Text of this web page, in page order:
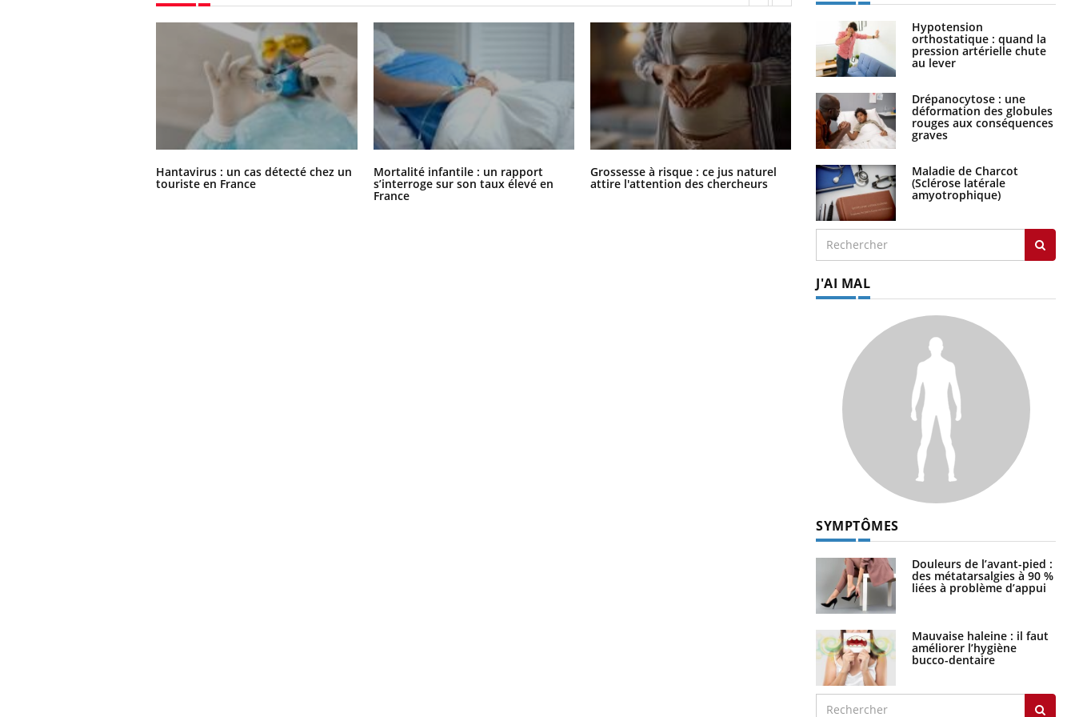
Hantavirus : un cas détecté chez un
touriste en France
Mortalité infantile : un rapport
s’interroge sur son taux élevé en
France
Grossesse à risque : ce jus naturel
attire l'attention des chercheurs
Comment oublier les écrans en
vacances ?
Hypotension
orthostatique : quand la
pression artérielle chute
au lever
Drépanocytose : une
déformation des globules
rouges aux conséquences
graves
Maladie de Charcot
(Sclérose latérale
amyotrophique)
J'AI MAL
SYMPTÔMES
Douleurs de l’avant-pied :
des métatarsalgies à 90 %
liées à problème d’appui
Mauvaise haleine : il faut
améliorer l’hygiène
bucco-dentaire